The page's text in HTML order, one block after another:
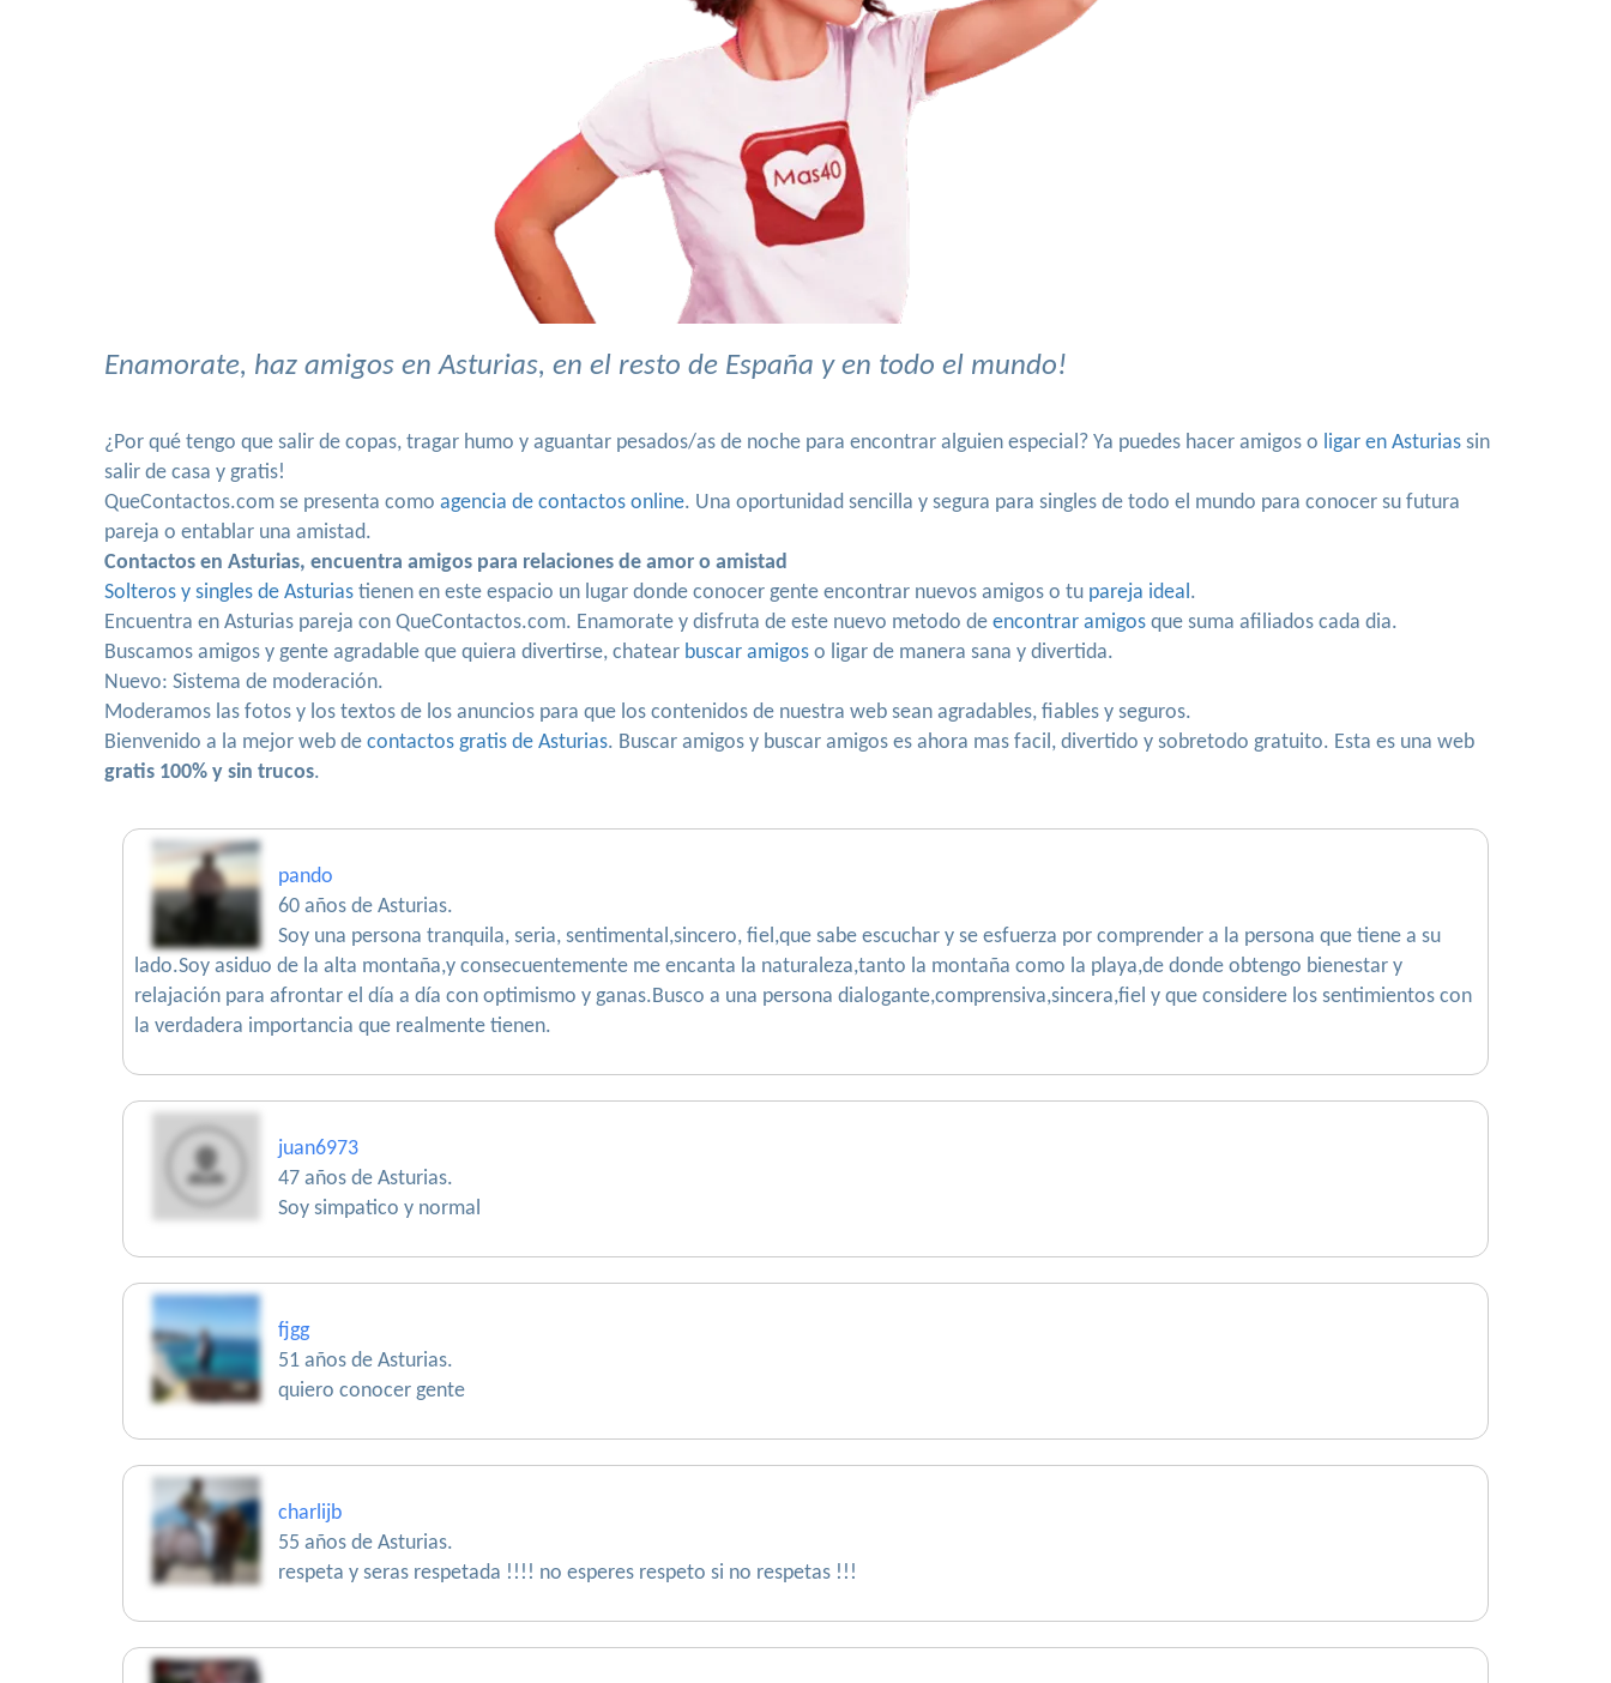
Enamorate, haz amigos en Asturias, en el resto de España y en todo el mundo!
¿Por qué tengo que salir de copas, tragar humo y aguantar pesados/as de noche para encontrar alguien especial? Ya puedes hacer amigos o ligar en Asturias sin
salir de casa y gratis!
QueContactos.com se presenta como agencia de contactos online. Una oportunidad sencilla y segura para singles de todo el mundo para conocer su futura
pareja o entablar una amistad.
Contactos en Asturias, encuentra amigos para relaciones de amor o amistad
Solteros y singles de Asturias tienen en este espacio un lugar donde conocer gente encontrar nuevos amigos o tu pareja ideal.
Encuentra en Asturias pareja con QueContactos.com. Enamorate y disfruta de este nuevo metodo de encontrar amigos que suma afiliados cada dia.
Buscamos amigos y gente agradable que quiera divertirse, chatear buscar amigos o ligar de manera sana y divertida.
Nuevo: Sistema de moderación.
Moderamos las fotos y los textos de los anuncios para que los contenidos de nuestra web sean agradables, fiables y seguros.
Bienvenido a la mejor web de contactos gratis de Asturias. Buscar amigos y buscar amigos es ahora mas facil, divertido y sobretodo gratuito. Esta es una web
gratis 100% y sin trucos.
pando
60 años de Asturias.
Soy una persona tranquila, seria, sentimental,sincero, fiel,que sabe escuchar y se esfuerza por comprender a la persona que tiene a su
lado.Soy asiduo de la alta montaña,y consecuentemente me encanta la naturaleza,tanto la montaña como la playa,de donde obtengo bienestar y
relajación para afrontar el día a día con optimismo y ganas.Busco a una persona dialogante,comprensiva,sincera,fiel y que considere los sentimientos con
la verdadera importancia que realmente tienen.
juan6973
47 años de Asturias.
Soy simpatico y normal
fjgg
51 años de Asturias.
quiero conocer gente
charlijb
55 años de Asturias.
respeta y seras respetada !!!! no esperes respeto si no respetas !!!